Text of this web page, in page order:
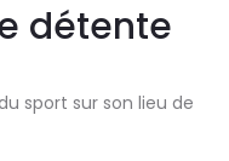
détente
sport sur son lieu de